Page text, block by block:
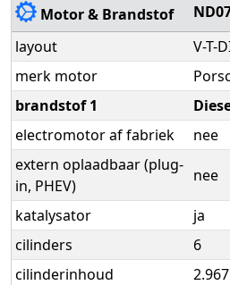
Motor & Brandstof
layout
V-T-
merk motor
brandstof 1
electromotor af fabriek
nee
extern oplaadbaar (plug-
in, PHEV)
nee
katalysator
ja
cilinders
6
cilinderinhoud